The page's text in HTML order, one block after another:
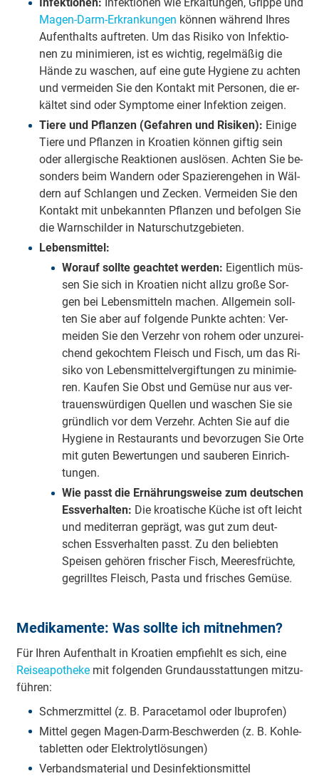
Infektionen: In­fek­ti­o­nen wie Er­käl­tun­gen, Grip­pe und
Magen-Darm-Er­kran­kun­gen kön­nen wäh­rend Ihres
Auf­ent­halts auf­tre­ten. Um das Ri­si­ko von In­fek­ti­o­
nen zu mi­ni­mie­ren, ist es wich­tig, re­gel­mä­ßig die
Hände zu wa­schen, auf eine gute Hy­gi­e­ne zu ach­ten
und ver­mei­den Sie den Kon­takt mit Per­so­nen, die er­
käl­tet sind oder Sym­pto­me einer In­fek­ti­on zei­gen.
Tiere und Pflanzen (Gefahren und Risiken): Ei­ni­ge
Tiere und Pflan­zen in Kroa­ti­en kön­nen gif­tig sein
oder all­er­gi­sche Re­ak­ti­o­nen aus­lö­sen. Ach­ten Sie be­
son­ders beim Wan­dern oder Spa­zie­ren­ge­hen in Wäl­
dern auf Schlan­gen und Ze­cken. Ver­mei­den Sie den
Kon­takt mit un­be­kann­ten Pflan­zen und be­fol­gen Sie
die Warn­schil­der in Na­tur­schutz­ge­bie­ten.
Lebensmittel:
Worauf sollte geachtet werden: Ei­gent­lich müs­
sen Sie sich in Kroa­ti­en nicht allzu große Sor­
gen bei Le­bens­mit­teln ma­chen. All­ge­mein soll­
ten Sie aber auf fol­gen­de Punk­te ach­ten: Ver­
mei­den Sie den Ver­zehr von rohem oder un­zu­rei­
chend ge­koch­tem Fleisch und Fisch, um das Ri­
si­ko von Le­bens­mit­tel­ver­gif­tun­gen zu mi­ni­mie­
ren. Kau­fen Sie Obst und Ge­mü­se nur aus ver­
trau­ens­wür­di­gen Quel­len und wa­schen Sie sie
gründ­lich vor dem Ver­zehr. Ach­ten Sie auf die
Hy­gi­e­ne in Re­stau­rants und be­vor­zu­gen Sie Orte
mit guten Be­wer­tun­gen und sau­be­ren Ein­rich­
tun­gen.
Wie passt die Ernährungsweise zum deutschen
Essverhalten: Die kroa­ti­sche Küche ist oft leicht
und me­di­ter­ran ge­prägt, was gut zum deut­
schen Ess­ver­hal­ten passt. Zu den be­lieb­ten
Spei­sen ge­hö­ren fri­scher Fisch, Mee­res­früch­te,
ge­grill­tes Fleisch, Pasta und fri­sches Ge­mü­se.
Me­di­ka­men­te: Was sollte ich mitnehmen?
Für Ihren Auf­ent­halt in Kroa­ti­en emp­fiehlt es sich, eine
Rei­se­a­po­the­ke mit fol­gen­den Grund­aus­stat­tun­gen mit­zu­
füh­ren:
Schmerz­mit­tel (z. B. Pa­ra­ce­ta­mol oder Ibu­pro­fen)
Mit­tel gegen Magen-Darm-Be­schwer­den (z. B. Koh­le­
ta­blet­ten oder Elek­tro­lyt­lö­sun­gen)
Ver­bands­ma­te­ri­al und Des­in­fek­ti­ons­mit­tel